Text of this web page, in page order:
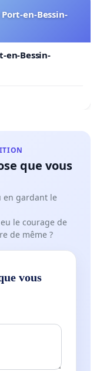
en-Bessin-
en-Bessin-
que vous
en gardant le
le courage de
de même ?
vous